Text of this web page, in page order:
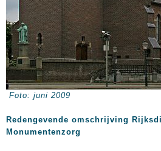
Foto: juni 2009
Redengevende omschrijving
Monumentenzorg